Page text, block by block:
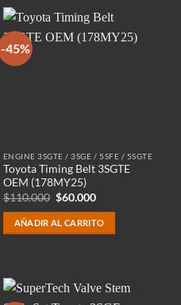
-45%
ENGINE 3SGTE / 3SGE / 5SFE / 5SGTE
Toyota Timing Belt 3SGTE
OEM (178MY25)
$110.000 El
original
era:
$110.000.
$60.000El
actual
es:
$60.000.
AÑADIR AL CARRITO